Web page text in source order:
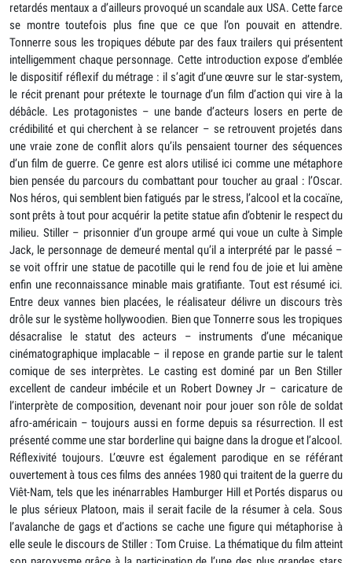
retardés mentaux a d’ailleurs provoqué un scandale aux USA. Cette farce
se montre toutefois plus fine que ce que l’on pouvait en attendre.
Tonnerre sous les tropiques débute par des faux trailers qui présentent
intelligemment chaque personnage. Cette introduction expose d’emblée
le dispositif réflexif du métrage : il s’agit d’une œuvre sur le star-system,
le récit prenant pour prétexte le tournage d’un film d’action qui vire à la
débâcle. Les protagonistes – une bande d’acteurs losers en perte de
crédibilité et qui cherchent à se relancer – se retrouvent projetés dans
une vraie zone de conflit alors qu’ils pensaient tourner des séquences
d’un film de guerre. Ce genre est alors utilisé ici comme une métaphore
bien pensée du parcours du combattant pour toucher au graal : l’Oscar.
Nos héros, qui semblent bien fatigués par le stress, l’alcool et la cocaïne,
sont prêts à tout pour acquérir la petite statue afin d’obtenir le respect du
milieu. Stiller – prisonnier d’un groupe armé qui voue un culte à Simple
Jack, le personnage de demeuré mental qu’il a interprété par le passé –
se voit offrir une statue de pacotille qui le rend fou de joie et lui amène
enfin une reconnaissance minable mais gratifiante. Tout est résumé ici.
Entre deux vannes bien placées, le réalisateur délivre un discours très
drôle sur le système hollywoodien. Bien que Tonnerre sous les tropiques
désacralise le statut des acteurs – instruments d’une mécanique
cinématographique implacable – il repose en grande partie sur le talent
comique de ses interprètes. Le casting est dominé par un Ben Stiller
excellent de candeur imbécile et un Robert Downey Jr – caricature de
l’interprète de composition, devenant noir pour jouer son rôle de soldat
afro-américain – toujours aussi en forme depuis sa résurrection. Il est
présenté comme une star borderline qui baigne dans la drogue et l’alcool.
Réflexivité toujours. L’œuvre est également parodique en se référant
ouvertement à tous ces films des années 1980 qui traitent de la guerre du
Viêt-Nam, tels que les inénarrables Hamburger Hill et Portés disparus ou
le plus sérieux Platoon, mais il serait facile de la résumer à cela. Sous
l’avalanche de gags et d’actions se cache une figure qui métaphorise à
elle seule le discours de Stiller : Tom Cruise. La thématique du film atteint